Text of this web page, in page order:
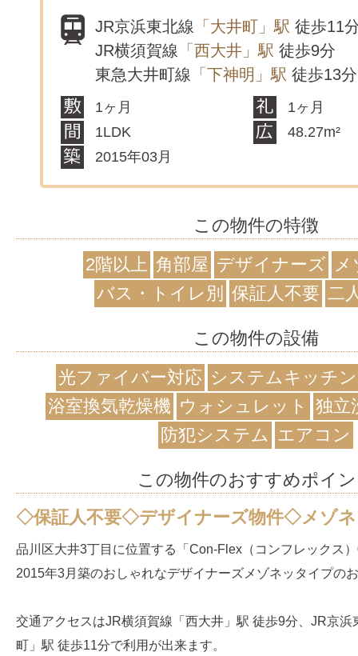
JR京浜東北線 「大井町」駅 徒歩11
JR横須賀線 「西大井」駅 徒歩9分
東急大井町線 「下神明」駅 徒歩13分
1ヶ月
1ヶ月
1LDK
48.27m²
2015年03月
この物件の特徴
2階以上 角部屋 デザイナーズ
バス・トイレ別
保証人不要 二
この物件の設備
光ファイバー対応 システムキッチン
浴室換気乾燥機 ウォシュレット
独立
防犯システム エアコン
この物件のおすすめポイ
◇保証人不要◇デザイナーズ物件◇メゾ
品川区大井3丁目に位置する「Con-Flex（コンフレックス
2015年3月築のおしゃれなデザイナーズメゾネッタイプの
交通アクセスはJR横須賀線「西大井」駅 徒歩9分、JR京浜
町」駅 徒歩11分で利用が出来ます。